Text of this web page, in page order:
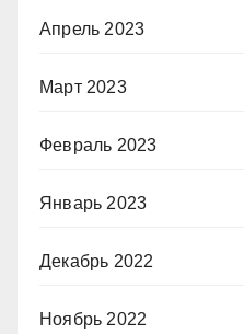
Апрель 2023
Март 2023
Февраль 2023
Январь 2023
Декабрь 2022
Ноябрь 2022